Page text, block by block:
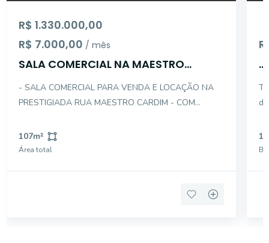
R$ 1.330.000,00
R$ 7.000,00 / mês
SALA COMERCIAL NA MAESTRO
- SALA COMERCIAL PARA VENDA E LOCAÇÃO NA
PRESTIGIADA RUA MAESTRO CARDIM - COM
LOCALIZAÇÃO - PRÓXIMO AO METRÔ E AV
PAULISTA - DESCRIÇÃO INTERNA DO IMÓVEL : .
107m²
Área total
...
1